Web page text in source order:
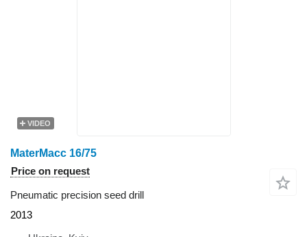
VIDEO
MaterMacc 16/75
Price on request
Pneumatic precision seed drill
2013